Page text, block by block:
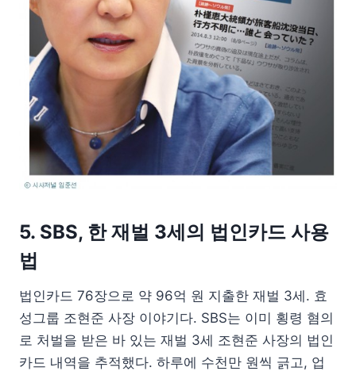
5. SBS, 한 재벌 3세의 법인카드 사용
법
법인카드 76장으로 약 96억 원 지출한 재벌 3세. 효
성그룹 조현준 사장 이야기다. SBS는 이미 횡령 혐의
로 처벌을 받은 바 있는 재벌 3세 조현준 사장의 법인
카드 내역을 추적했다. 하루에 수천만 원씩 긁고, 업